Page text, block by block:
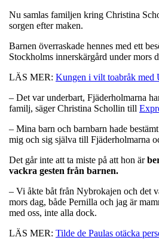
Nu samlas familjen kring Christina
sorgen efter maken.
Barnen överraskade hennes med ett
Stockholms innerskärgård under mors
LÄS MER: Kungen i vilt toabråk med
– Det var underbart, Fjäderholmarna
familj, säger Christina Schollin till
– Mina barn och barnbarn hade
mig och sig själva till Fjäderholmarna
Det går inte att ta miste på att hon är
vackra gesten från barnen.
– Vi åkte båt från Nybrokajen och det
mors dag, både Pernilla och jag är
med oss, inte alla dock.
LÄS MER: Tilde de Paulas otäcka